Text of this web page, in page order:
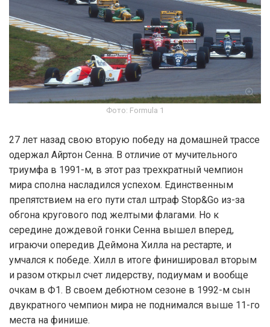
Фото: Formula 1
27 лет назад свою вторую победу на домашней трассе
одержал Айртон Сенна. В отличие от мучительного
триумфа в 1991-м, в этот раз трехкратный чемпион
мира сполна насладился успехом. Единственным
препятствием на его пути стал штраф Stop&Go из-за
обгона кругового под желтыми флагами. Но к
середине дождевой гонки Сенна вышел вперед,
играючи опередив Деймона Хилла на рестарте, и
умчался к победе. Хилл в итоге финишировал вторым
и разом открыл счет лидерству, подиумам и вообще
очкам в Ф1. В своем дебютном сезоне в 1992-м сын
двукратного чемпион мира не поднимался выше 11-го
места на финише.